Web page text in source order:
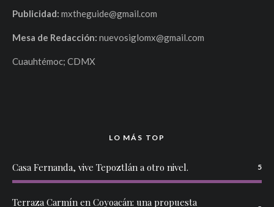
Publicidad: mxtheguide@gmail.com
Mesa de Redacción: nuevosiglomx@gmail.com
Cuauhtémoc; CDMX
LO MÁS TOP
Casa Fernanda, vive Tepoztlán a otro nivel. 5
Terraza Carmín en Coyoacán: una propuesta